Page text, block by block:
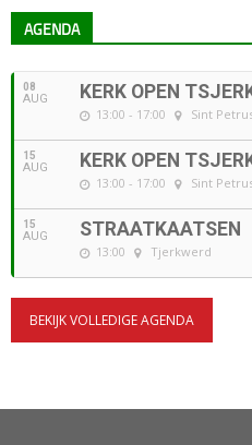
AGENDA
08
AUG KERK OPEN
13:00 - 17:00 Sint
15
AUG KERK OPEN
13:00 - 17:00 Sint
15
AUG STRAATKAATSEN
13:00 Tjerkwerd
BEKIJK VOLLEDIGE AGENDA